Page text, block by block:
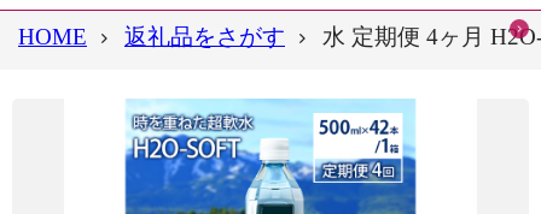
HOME 返礼品をさがす 水 定期便 4ヶ月